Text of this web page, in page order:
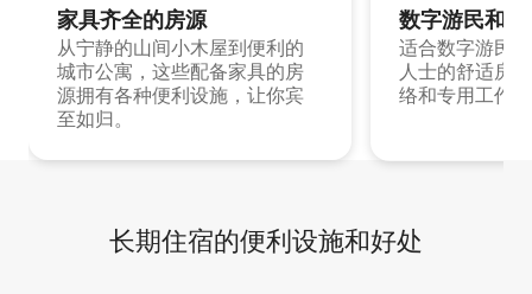
家具齐全的房源
从宁静的山间小木屋到便利的
城市公寓，这些配备家具的房
源拥有各种便利设施，让你宾
至如归。
数字游民和
适合数字游民
人士的舒适房
络和专用工作
长期住宿的便利设施和好处